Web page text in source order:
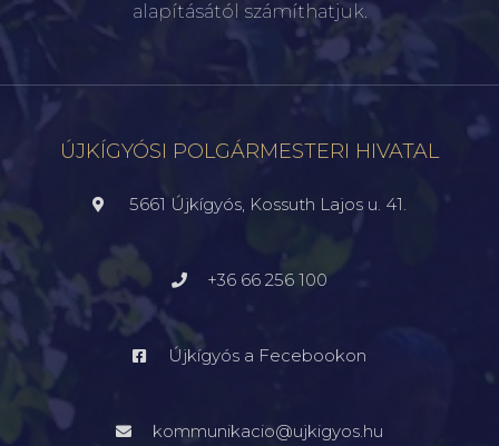
alapításától számíthatjuk.
ÚJKÍGYÓSI POLGÁRMESTERI HIVATAL
5661 Újkígyós, Kossuth Lajos u. 41.
+36 66 256 100
Újkígyós a Fecebookon
kommunikacio@ujkigyos.hu